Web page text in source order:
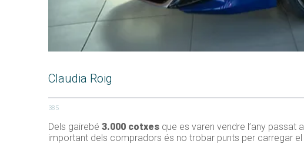
Claudia Roig
385
Dels gairebé 3.000 cotxes que es varen vendre l’any
important dels compradors és no trobar punts per carregar